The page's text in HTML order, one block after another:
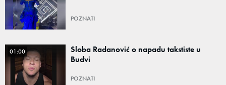
POZNATI
01:00
Sloba Radanović o napadu takstiste u
Budvi
POZNATI